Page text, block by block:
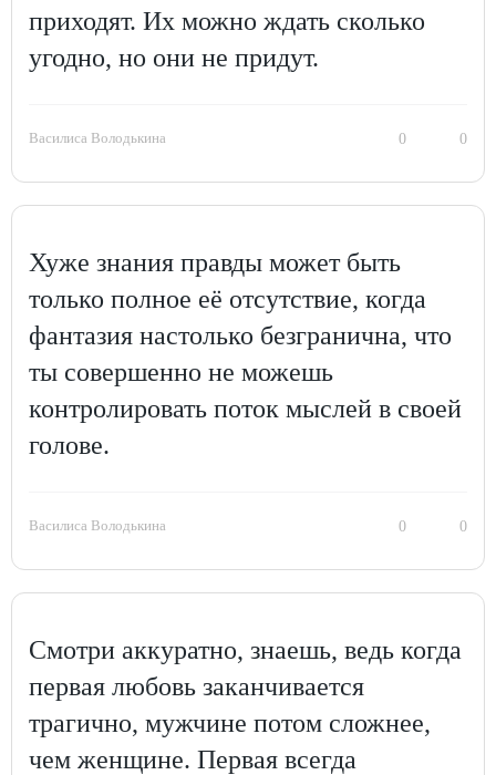
приходят. Их можно ждать сколько
угодно, но они не придут.
Василиса Володькина 0 0
Хуже знания правды может быть
только полное её отсутствие, когда
фантазия настолько безгранична, что
ты совершенно не можешь
контролировать поток мыслей в своей
голове.
Василиса Володькина 0 0
Смотри аккуратно, знаешь, ведь когда
первая любовь заканчивается
трагично, мужчине потом сложнее,
чем женщине. Первая всегда